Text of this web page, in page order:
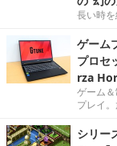
長い時
ゲーム
プロセ
rza
ゲーム
プレイ
シリー